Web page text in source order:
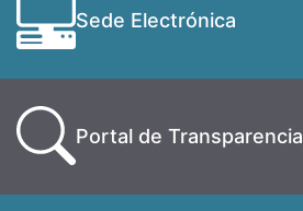
Sede Electrónica
Portal de Transparencia